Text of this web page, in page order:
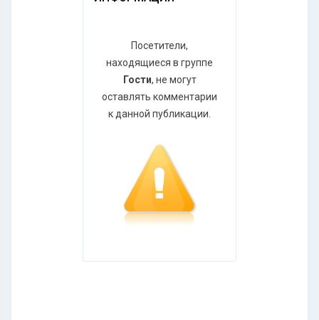
Посетители,
находящиеся в группе
Гости, не могут
оставлять комментарии
к данной публикации.